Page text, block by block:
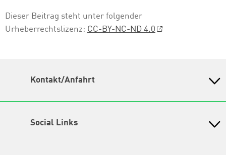
Dieser Beitrag steht unter folgender
Urheberrechtslizenz: CC-BY-NC-ND 4.0
Kontakt/Anfahrt
in der Heinrich-Böll-Stiftung e.V.
Social Links